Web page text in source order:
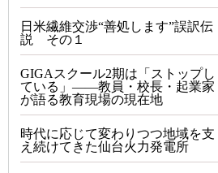
日米繊維交渉“善処します”誤訳伝
説 その１
GIGAスクール2期は「ストップし
ている」——教員・校長・起業家
が語る教育現場の現在地
時代に応じて変わりつつ地域を支
え続けてきた仙台火力発電所